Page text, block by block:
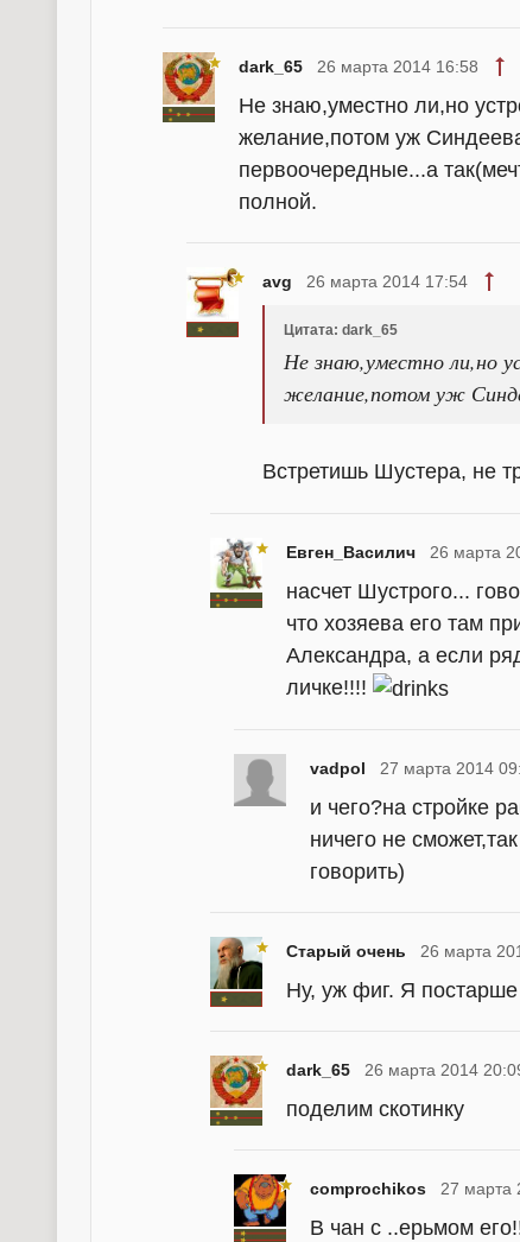
dark_65 26 марта 2014 16:58
Не знаю,уместно ли,но
желание,потом уж
первоочередные...а
полной.
avg 26 марта 2014 17:54
Цитата: dark_65
Не знаю,уместно ли,но
желание,потом уж
Встретишь Шустера, не
Евген_Василич 26 марта
насчет Шустрого...
что хозяева его там
Александра, а если
личке!!!!
vadpol 27 марта 2014
и чего?на стройке
ничего не
говорить)
Старый очень 26 марта
Ну, уж фиг. Я
dark_65 26 марта 2014
поделим скотинку
comprochikos 27 марта
В чан с ..ерьмом